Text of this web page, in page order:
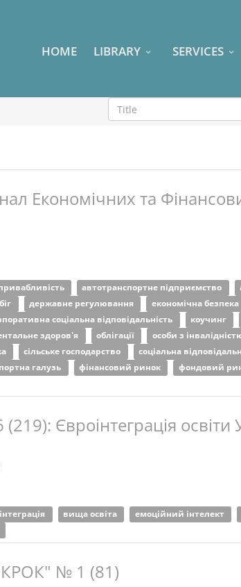
HOME LIBRARY SERVICES
Економічних та
автотранспортне підприємство
державне регулювання економічна безпека
соціальна відповідальність коучинг
здоров'я облігації особи з
сільське господарство соціальна
галузь фінансовий ринок фондовий
Євроінтеграція освіти
інтеграція вища освіта емоційний інтелект
№ 1 (81)